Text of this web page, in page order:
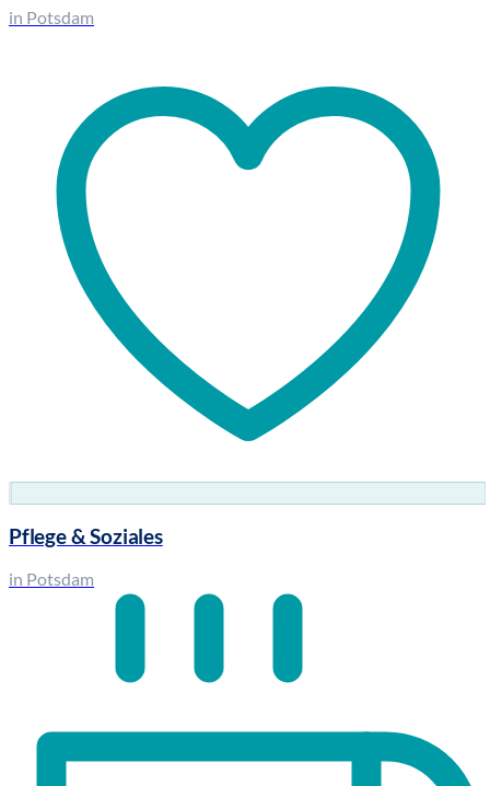
in Potsdam
Pflege & Soziales
in Potsdam